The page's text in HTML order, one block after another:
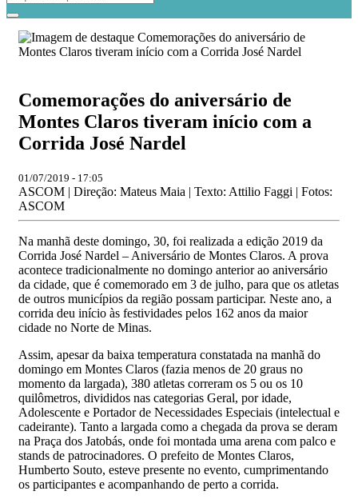
Comemorações do aniversário de
Montes Claros tiveram início com a
Corrida José Nardel
01/07/2019 - 17:05
ASCOM | Direção: Mateus Maia | Texto: Attilio Faggi | Fotos:
ASCOM
Na manhã deste domingo, 30, foi realizada a edição 2019 da
Corrida José Nardel – Aniversário de Montes Claros. A prova
acontece tradicionalmente no domingo anterior ao aniversário
da cidade, que é comemorado em 3 de julho, para que os atletas
de outros municípios da região possam participar. Neste ano, a
corrida deu início às festividades pelos 162 anos da maior
cidade no Norte de Minas.
Assim, apesar da baixa temperatura constatada na manhã do
domingo em Montes Claros (fazia menos de 20 graus no
momento da largada), 380 atletas correram os 5 ou os 10
quilômetros, divididos nas categorias Geral, por idade,
Adolescente e Portador de Necessidades Especiais (intelectual e
cadeirante). Tanto a largada como a chegada da prova se deram
na Praça dos Jatobás, onde foi montada uma arena com palco e
stands de patrocinadores. O prefeito de Montes Claros,
Humberto Souto, esteve presente no evento, cumprimentando
os participantes e acompanhando de perto a corrida.